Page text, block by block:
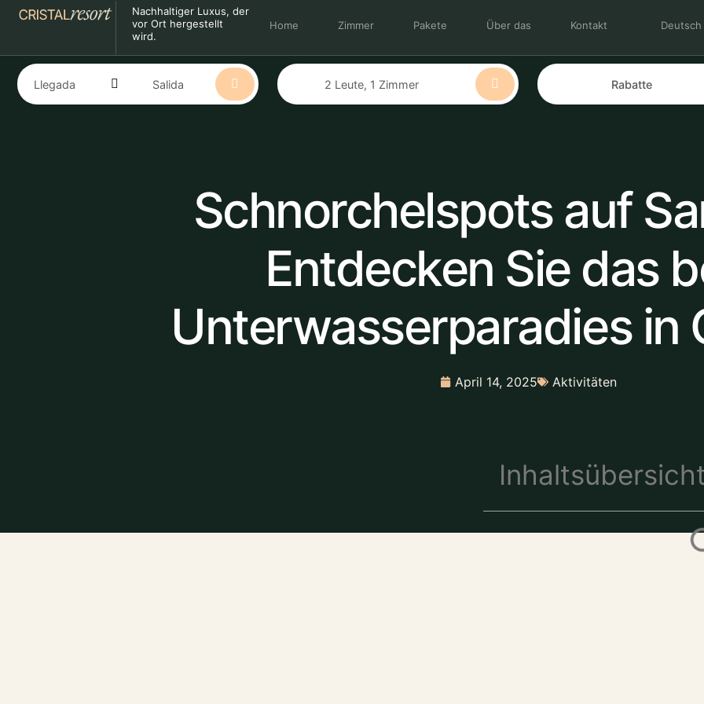
Nachhaltiger Luxus, der
vor Ort hergestellt
wird.
Home Zimmer Pakete Über das Kontakt Deutsch
Schnorchelspots auf
Entdecken Sie das
Unterwasserparadies in
April 14, 2025 Aktivitäten